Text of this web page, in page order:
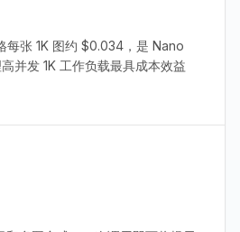
每张 1K 图约 $0.034，是 Nano
并发 1K 工作负载最具成本效益